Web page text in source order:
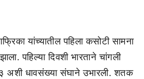
यांच्यातील पहिला कसोटी सामना
पहिल्या दिवशी भारताने चांगली
धावसंख्या संघाने उभारली. शतक